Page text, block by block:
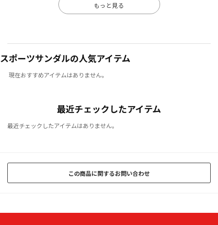
もっと見る
スポーツサンダルの人気アイテム
現在おすすめアイテムはありません。
最近チェックしたアイテム
最近チェックしたアイテムはありません。
この商品に関するお問い合わせ